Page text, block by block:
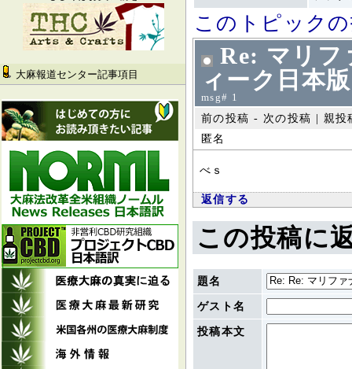
大麻報道センター記事項目
このトピック
Re: マリフ
ィーク日本
msg# 1
前の投稿 - 次の投稿 | 親
匿名
べｓ
返信する
この投稿に
題名
ゲスト名
投稿本文